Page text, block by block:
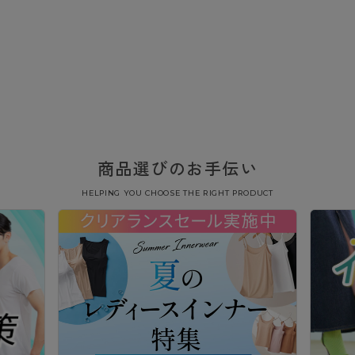
商品選びのお手伝い
HELPING YOU CHOOSE THE RIGHT PRODUCT